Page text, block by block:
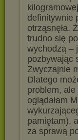
definitywnie
otrząsnęła.
trudno się
wychodzą –
pozbywając
Zwyczajnie
Dlatego
problem,
oglądałam
pamiętam),
za sprawą